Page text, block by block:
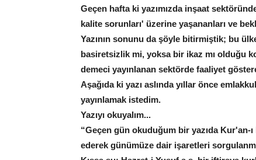
Geçen hafta ki yazımızda inşaat
kalite sorunları' üzerine yaşananları ve
Yazının sonunu da şöyle bitirmiştik; bu
basiretsizlik mi, yoksa bir ikaz mı olduğu
demeci yayınlanan sektörde faaliyet
Aşağıda ki yazı aslında yıllar önce
yayınlamak istedim.
Yazıyı okuyalım...
“Geçen gün okuduğum bir yazıda Kur'an-
ederek günümüze dair işaretleri